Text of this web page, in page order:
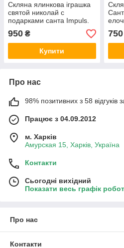
Скляна ялинкова іграшка
святой николай с
подарками санта Impuls.
величезний асортимент
іграшок як Irena, Komozja
950 ₴
Купити
750
Про нас
98% позитивних з 58 відгуків
Працює з 04.09.2012
м. Харків
Амурская 15, Харків, Україна
Контакти
Сьогодні вихідний
Показати весь графік
Про нас
Контакти